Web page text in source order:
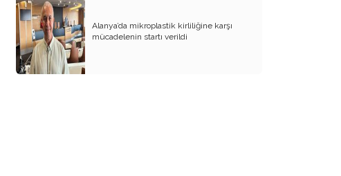
KADIN CİNAYETLERİNE FARKLI BİR
BAKIŞ
SUYUMUZ ISINIYOR
Alanya’da mikroplastik kirliliğine karşı
mücadelenin startı verildi